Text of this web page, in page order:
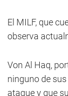
El MILF, que
observa
Von Al Haq,
ninguno de
ataque y que